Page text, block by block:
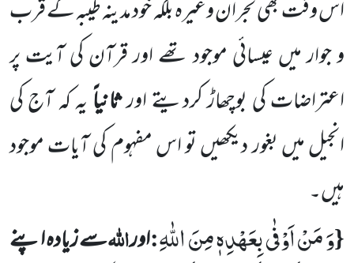
اس وقت بھی نجران وغیرہ بلکہ خود مدینہ طیبہ کے قرب
و جوار میں عیسائی موجود تھے اور قرآن کی آیت پر
اعتراضات کی بوچھاڑ کردیتے اورثانیاًیہ کہ آج کی
انجیل میں بغور دیکھیں تو اس مفہوم کی آیات موجود
ہیں۔
{وَ مَنْ اَوْفٰى بِعَهْدِهٖ مِنَ اللّٰهِ:اوراللہسے زیادہ اپنے